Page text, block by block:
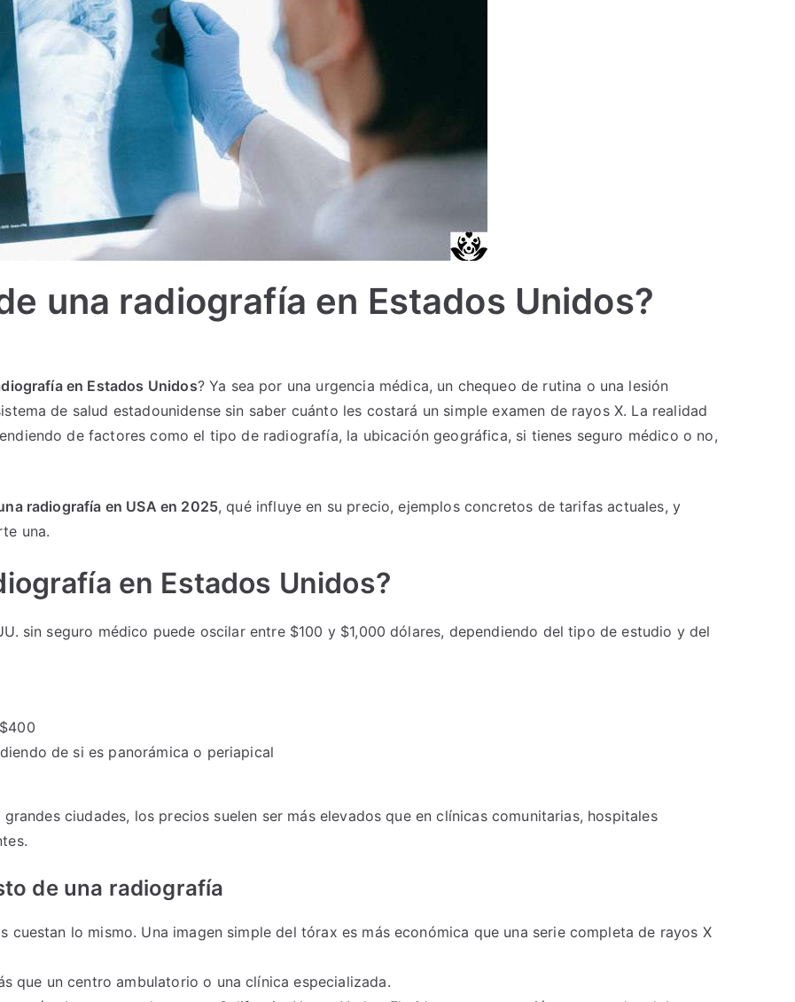
una radiografía en Estados Unidos?
en Estados Unidos? Ya sea por una urgencia médica, un chequeo de rutina o una lesión
de salud estadounidense sin saber cuánto les costará un simple examen de rayos X. La realidad
de factores como el tipo de radiografía, la ubicación geográfica, si tienes seguro médico o no,
radiografía en USA en 2025, qué influye en su precio, ejemplos concretos de tarifas actuales, y
una.
en Estados Unidos?
sin seguro médico puede oscilar entre $100 y $1,000 dólares, dependiendo del tipo de estudio y del
de si es panorámica o periapical
ciudades, los precios suelen ser más elevados que en clínicas comunitarias, hospitales
de una radiografía
cuestan lo mismo. Una imagen simple del tórax es más económica que una serie completa de rayos X
que un centro ambulatorio o una clínica especializada.